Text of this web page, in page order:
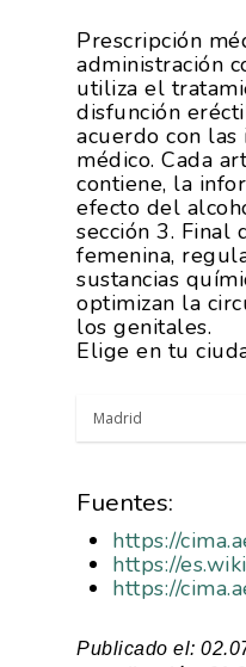
Prescripción
administración
utiliza el
disfunción
acuerdo con las
médico. Cada
contiene, la
efecto del
sección 3. Final
femenina,
sustancias
optimizan la
los genitales.
Elige en tu
Fuentes:
https://
https://
https://
Publicado el: